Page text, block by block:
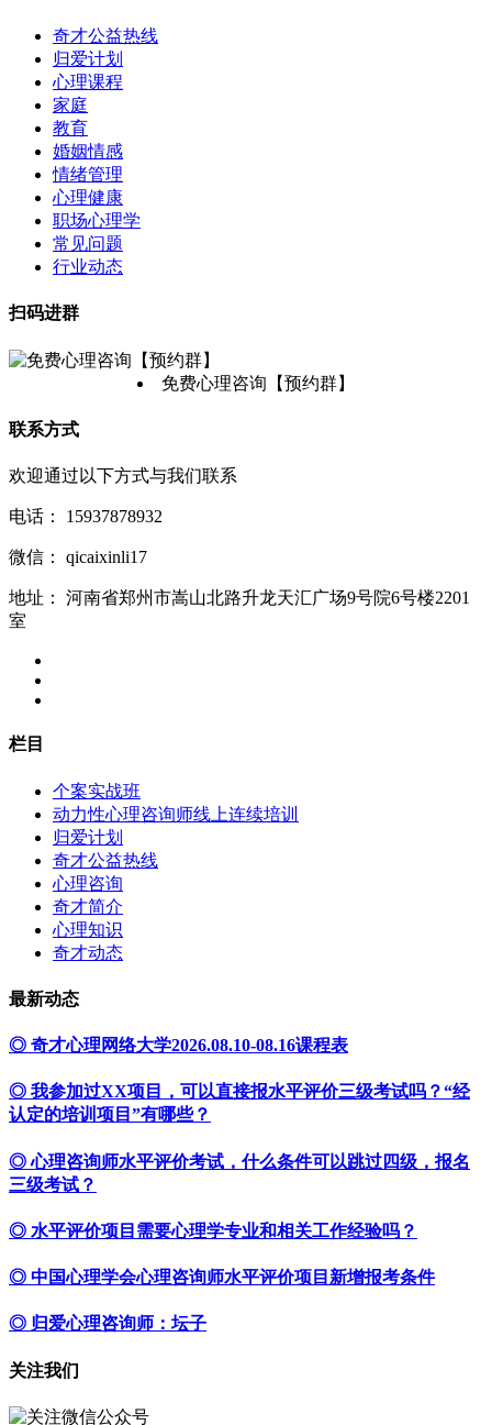
奇才公益热线
归爱计划
心理课程
家庭
教育
婚姻情感
情绪管理
心理健康
职场心理学
常见问题
行业动态
扫码进群
免费心理咨询【预约群】
联系方式
欢迎通过以下方式与我们联系
电话： 15937878932
微信： qicaixinli17
地址：
河南省郑州市嵩山北路升龙天汇广场9号院6号楼2201
室
栏目
个案实战班
动力性心理咨询师线上连续培训
归爱计划
奇才公益热线
心理咨询
奇才简介
心理知识
奇才动态
最新动态
◎ 奇才心理网络大学2026.08.10-08.16课程表
◎ 我参加过XX项目，可以直接报水平评价三级考试吗？“经
认定的培训项目”有哪些？
◎ 心理咨询师水平评价考试，什么条件可以跳过四级，报名
三级考试？
◎ 水平评价项目需要心理学专业和相关工作经验吗？
◎ 中国心理学会心理咨询师水平评价项目新增报考条件
◎ 归爱心理咨询师：坛子
关注我们